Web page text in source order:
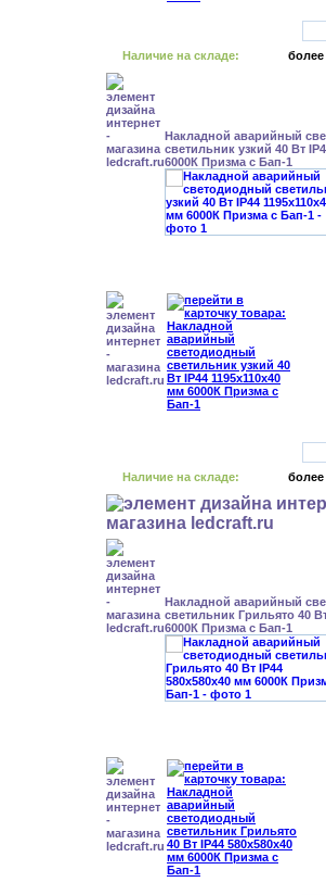
Наличие на складе: более
Накладной аварийный
светильник узкий 40 Вт
6000К Призма с Бап-1
Наличие на складе: более
Накладной аварийный
светильник Грильято 40
6000К Призма с Бап-1